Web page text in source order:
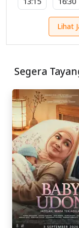
Lihat
Segera